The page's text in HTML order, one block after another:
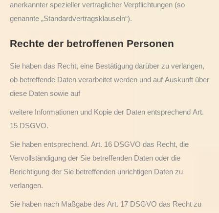
anerkannter spezieller vertraglicher Verpflichtungen (so
genannte „Standardvertragsklauseln“).
Rechte der betroffenen Personen
Sie haben das Recht, eine Bestätigung darüber zu verlangen,
ob betreffende Daten verarbeitet werden und auf Auskunft über
diese Daten sowie auf
weitere Informationen und Kopie der Daten entsprechend Art.
15 DSGVO.
Sie haben entsprechend. Art. 16 DSGVO das Recht, die
Vervollständigung der Sie betreffenden Daten oder die
Berichtigung der Sie betreffenden unrichtigen Daten zu
verlangen.
Sie haben nach Maßgabe des Art. 17 DSGVO das Recht zu